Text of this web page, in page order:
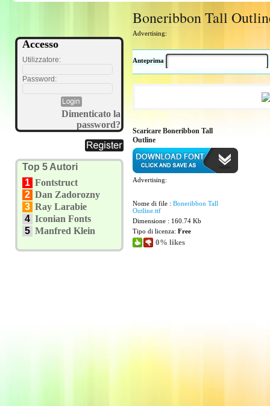
Accesso
Utilizzatore:
Password:
Dimenticato la
password?
Top 5 Autori
1 Fontstruct
2 Dan Zadorozny
3 Ray Larabie
4 Iconian Fonts
5 Manfred Klein
Boneribbon Tall
Advertising:
Anteprima
Scaricare Boneribbon Tall
Outline
Advertising:
Nome di file : Boneribbon Tall
Outline.ttf
Dimensione : 160.74 Kb
Tipo di licenza: Free
0% likes